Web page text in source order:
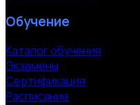
Обучение
Каталог обучения
Экзамены
Сертификация
Расписание